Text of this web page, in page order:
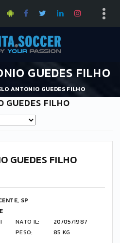
GUEDES FILHO
ANTONIO GUEDES FILHO
GUEDES FILHO
GUEDES FILHO
SP
NATO IL:
20/05/1987
PESO: 85 KG